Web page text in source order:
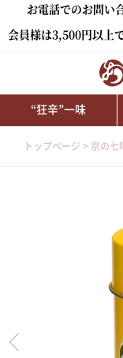
お電話でのお問い
会員様は3,500円以上
“狂辛”一味
トップページ 京の七